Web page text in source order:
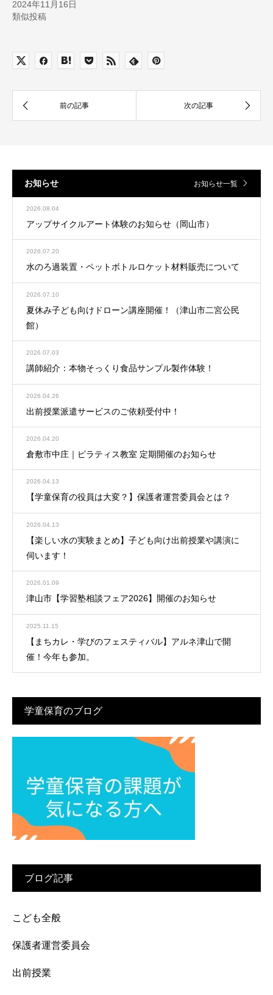
2024年11月16日
類似投稿
お知らせ お知らせ一覧
2026.08.04
アップサイクルアート体験のお知らせ（岡山市）
2026.07.20
水のろ過装置・ペットボトルロケット材料販売について
2026.07.10
夏休み子ども向けドローン講座開催！（津山市二宮公民
館）
2026.07.03
講師紹介：本物そっくり食品サンプル製作体験！
2026.04.26
出前授業派遣サービスのご依頼受付中！
2026.04.20
倉敷市中庄｜ピラティス教室 定期開催のお知らせ
2026.04.13
【学童保育の役員は大変？】保護者運営委員会とは？
2026.04.13
【楽しい水の実験まとめ】子ども向け出前授業や講演に
伺います！
2026.01.09
津山市【学習塾相談フェア2026】開催のお知らせ
2025.11.15
【まちカレ・学びのフェスティバル】アルネ津山で開
催！今年も参加。
学童保育のブログ
ブログ記事
こども全般
保護者運営委員会
出前授業